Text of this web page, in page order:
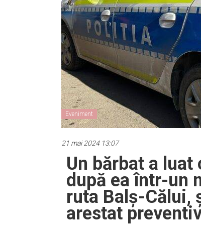
Eveniment
21 mai 2024 13:07
Un bărbat a
după ea într-un
ruta Balș-Călui,
arestat